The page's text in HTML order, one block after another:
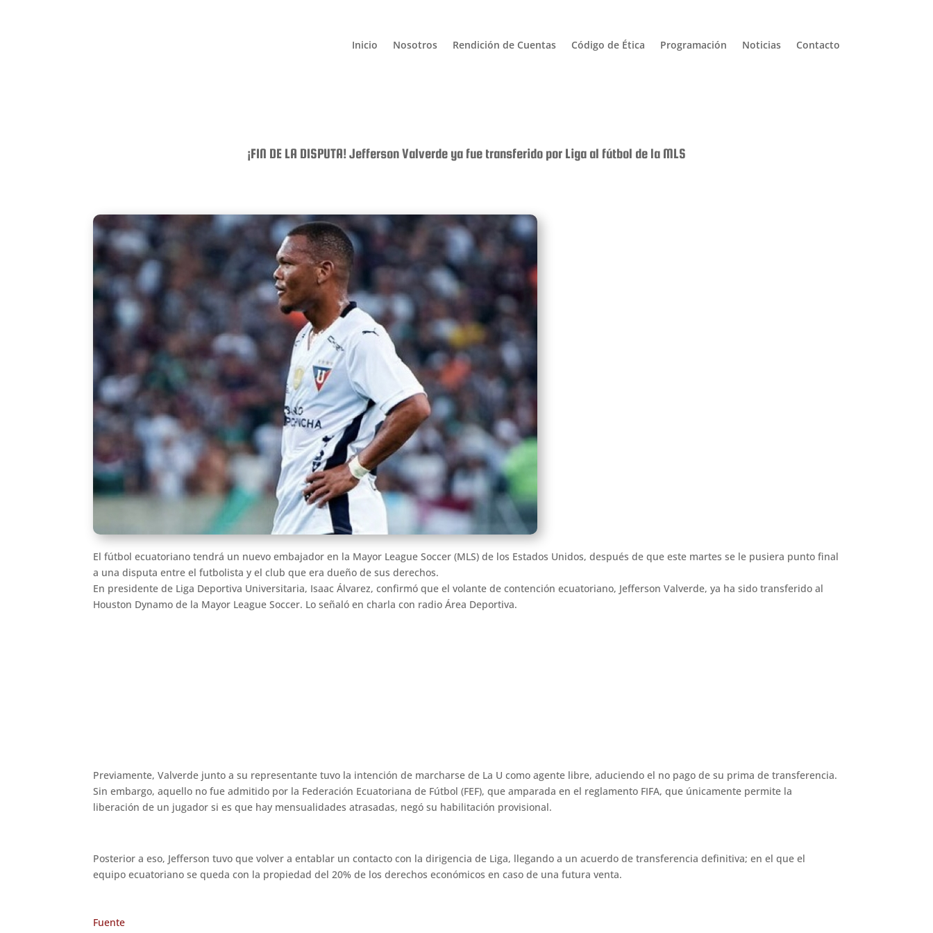
Inicio Nosotros Rendición de Cuentas Código de Ética Programación Noticias Contacto
¡FIN DE LA DISPUTA! Jefferson Valverde ya fue transferido por Liga al fútbol de la MLS
El fútbol ecuatoriano tendrá un nuevo embajador en la Mayor League Soccer (MLS) de los Estados Unidos, después de que este martes se le pusiera punto final
a una disputa entre el futbolista y el club que era dueño de sus derechos.
En presidente de Liga Deportiva Universitaria, Isaac Álvarez, confirmó que el volante de contención ecuatoriano, Jefferson Valverde, ya ha sido transferido al
Houston Dynamo de la Mayor League Soccer. Lo señaló en charla con radio Área Deportiva.
Previamente, Valverde junto a su representante tuvo la intención de marcharse de La U como agente libre, aduciendo el no pago de su prima de transferencia.
Sin embargo, aquello no fue admitido por la Federación Ecuatoriana de Fútbol (FEF), que amparada en el reglamento FIFA, que únicamente permite la
liberación de un jugador si es que hay mensualidades atrasadas, negó su habilitación provisional.
Posterior a eso, Jefferson tuvo que volver a entablar un contacto con la dirigencia de Liga, llegando a un acuerdo de transferencia definitiva; en el que el
equipo ecuatoriano se queda con la propiedad del 20% de los derechos económicos en caso de una futura venta.
Fuente